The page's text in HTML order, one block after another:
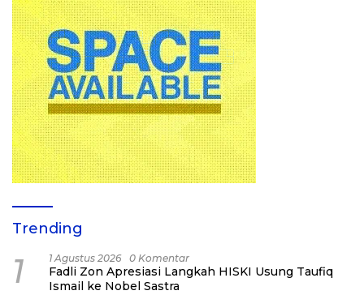
Trending
1 1 Agustus 2026 0 Komentar
Fadli Zon Apresiasi Langkah HISKI Usung Taufiq
Ismail ke Nobel Sastra